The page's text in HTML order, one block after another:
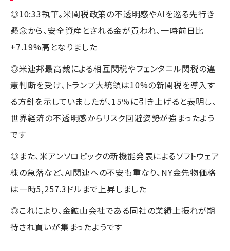
◎10:33執筆。米関税政策の不透明感やAIを巡る先行き
懸念から、安全資産とされる金が買われ、一時前日比
+7.19%高となりました
◎米連邦最高裁による相互関税やフェンタニル関税の違
憲判断を受け、トランプ大統領は10%の新関税を導入す
る方針を示していましたが、15％に引き上げると表明し、
世界経済の不透明感からリスク回避姿勢が強まったよう
です
◎また、米アンソロピックの新機能発表によるソフトウェア
株の急落など、AI関連への不安も重なり、NY金先物価格
は一時5,257.3ドルまで上昇しました
◎これにより、金鉱山会社である同社の業績上振れが期
待され買いが集まったようです